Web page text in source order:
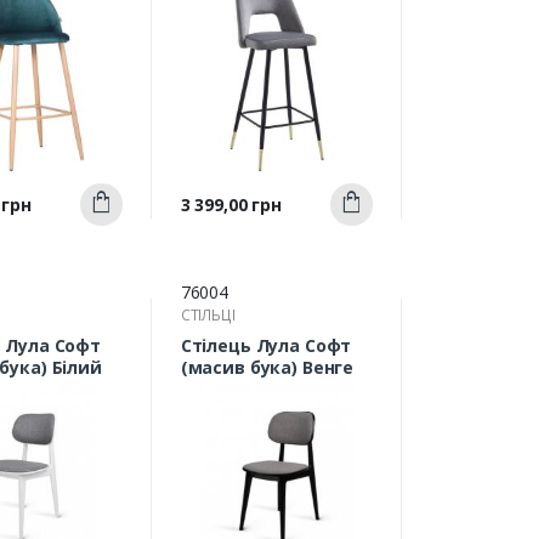
перегляд
Купити
Швидкий
перегляд
Ціна
3 399,00 грн Купити
Лула Софт
Білий
76004
СТІЛЬЦІ
Стілець Лула Софт
(масив бука) Венге